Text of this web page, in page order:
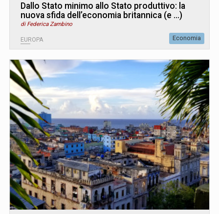
Dallo Stato minimo allo Stato produttivo: la
nuova sfida dell’economia britannica (e ...)
di Federica Zambino
EUROPA Economia